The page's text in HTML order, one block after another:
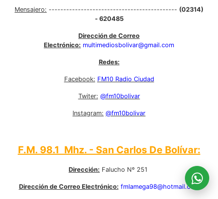
Mensajero: -------------------------------------------- (02314)
- 620485
Dirección de Correo
Electrónico: multimediosbolivar@gmail.com
Redes:
Facebook: FM10 Radio Ciudad
Twiter: @fm10bolivar
Instagram: @fm10bolivar
F.M. 98.1 Mhz. - San Carlos De Bolívar:
Dirección: Falucho Nº 251
Dirección de Correo Electrónico: fmlamega98@hotmail.com